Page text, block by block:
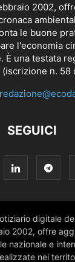
2002,
le buone
l'economia
È una testata
n. 58
SEGUICI
digitale
2002, offre
nazionale e
nei